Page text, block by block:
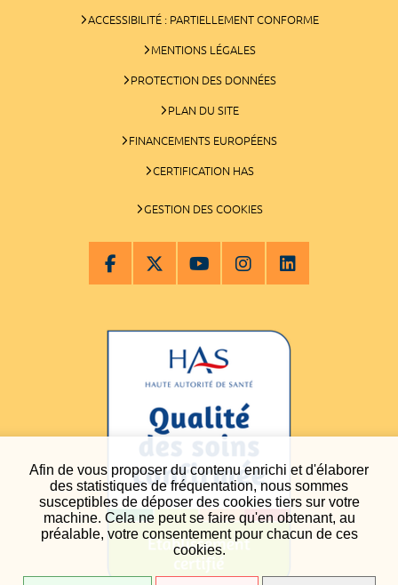
Afin de vous proposer du contenu enrichi et d'élaborer
des statistiques de fréquentation, nous sommes
susceptibles de déposer des cookies tiers sur votre
machine. Cela ne peut se faire qu'en obtenant, au
préalable, votre consentement pour chacun de ces
cookies.
ACCESSIBILITÉ : PARTIELLEMENT CONFORME
MENTIONS LÉGALES
PROTECTION DES DONNÉES
PLAN DU SITE
FINANCEMENTS EUROPÉENS
CERTIFICATION HAS
GESTION DES COOKIES